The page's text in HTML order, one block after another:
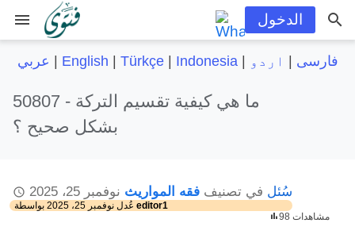
menu الدخول
عربي English Türkçe| Indonesia| فارسی اردو
50807 - ما هي كيفية تقسيم التركة
بشكل صحيح ؟
سُئل في تصنيف فقه المواريث نوفمبر 25، 2025
عُدل نوفمبر 25، 2025
editor1
98 مشاهدات